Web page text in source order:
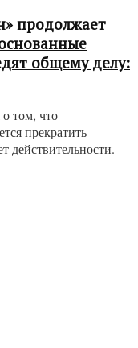
продолжает
общему делу:
том, что
прекратить
действительности.